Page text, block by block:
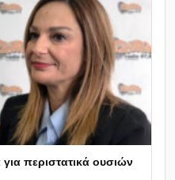
περιστατικά ουσιών